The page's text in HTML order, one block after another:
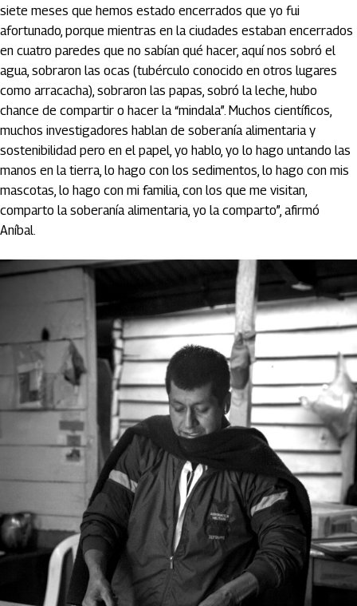
siete meses que hemos estado encerrados que yo fui
afortunado, porque mientras en la ciudades estaban encerrados
en cuatro paredes que no sabían qué hacer, aquí nos sobró el
agua, sobraron las ocas (tubérculo conocido en otros lugares
como arracacha), sobraron las papas, sobró la leche, hubo
chance de compartir o hacer la “mindala”. Muchos científicos,
muchos investigadores hablan de soberanía alimentaria y
sostenibilidad pero en el papel, yo hablo, yo lo hago untando las
manos en la tierra, lo hago con los sedimentos, lo hago con mis
mascotas, lo hago con mi familia, con los que me visitan,
comparto la soberanía alimentaria, yo la comparto”, afirmó
Aníbal.